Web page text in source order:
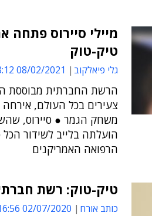
מיילי סיירוס פתחה
טיק-טוק
גלי פיאלקוב 08/02/2021 13:12
הרשת החברתית מבוססת
צעירים בכל העולם,
משחק הגמר ● סיירוס,
הועלתה בלייב לשידור
הרפואה האמריקנים
טיק-טוק: רשת
כותב אורח 02/07/2020 16:56